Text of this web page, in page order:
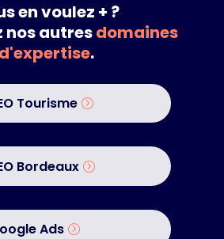
en voulez + ?
nos autresdomaines
d'expertise.
Tourisme
Bordeaux
Ads